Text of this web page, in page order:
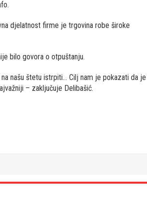
djelatnost firme je trgovina robe široke
bilo govora o otpuštanju.
našu štetu istrpiti… Cilj nam je pokazati da je
– zaključuje Delibašić.